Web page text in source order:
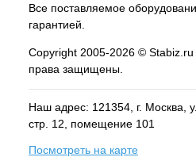
Все поставляемое
гарантией.
Copyright 2005-2026 © Stabiz.ru
права защищены.
Наш адрес: 121354, г. Москва ,
стр. 12, помещение 101
Посмотреть на карте